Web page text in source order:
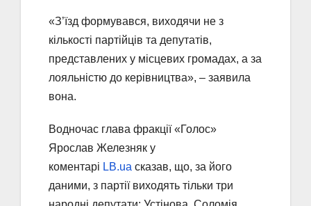
«З’їзд формувався, виходячи не з
кількості партійців та депутатів,
представлених у місцевих громадах, а за
лояльністю до керівництва», – заявила
вона.
Водночас глава фракції «Голос»
Ярослав Железняк у
коментарі LB.ua сказав, що, за його
даними, з партії виходять тільки три